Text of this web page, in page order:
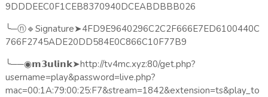
9DDDEEC0F1CEB8370940DCEABDBBB026
╰─ⓝ🔹Signature➤4FD9E9640296C2C2F666E7ED6100440C
766F2745ADE20DD584E0C866C10F77B9
╰──◉𝗺𝟯𝘂𝗹𝗶𝗻𝗸➤http://tv4mc.xyz:80/get.php?
username=play&password=live.php?
mac=00:1A:79:00:25:F7&stream=1842&extension=ts&play_to